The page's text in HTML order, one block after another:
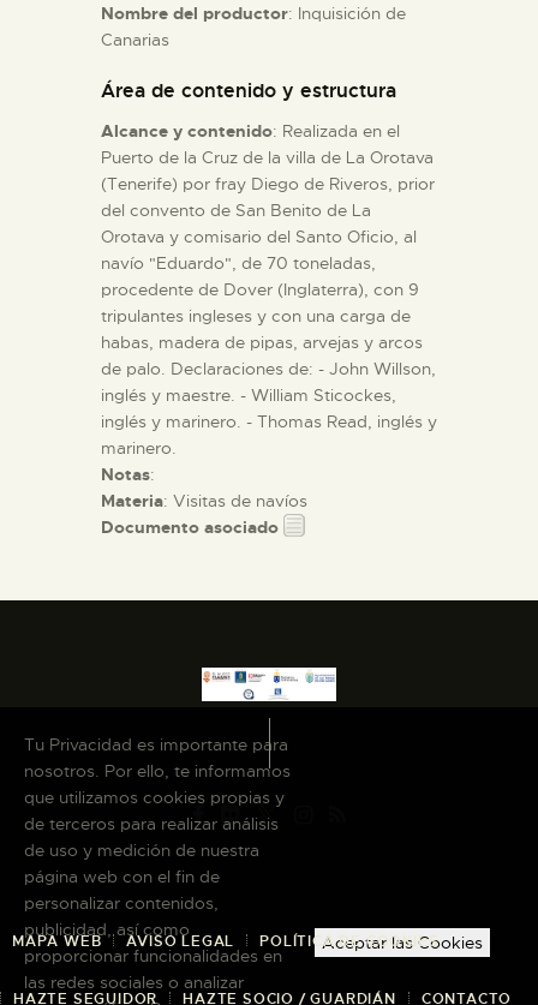
Nombre del productor: Inquisición de
Canarias
Área de contenido y estructura
Alcance y contenido: Realizada en el
Puerto de la Cruz de la villa de La Orotava
(Tenerife) por fray Diego de Riveros, prior
del convento de San Benito de La
Orotava y comisario del Santo Oficio, al
navío "Eduardo", de 70 toneladas,
procedente de Dover (Inglaterra), con 9
tripulantes ingleses y con una carga de
habas, madera de pipas, arvejas y arcos
de palo. Declaraciones de: - John Willson,
inglés y maestre. - William Sticockes,
inglés y marinero. - Thomas Read, inglés y
marinero.
Notas:
Materia: Visitas de navíos
Documento asociado
MAPA WEB AVISO LEGAL POLÍTICA DE COOKIES
HAZTE SEGUIDOR HAZTE SOCIO / GUARDIÁN CONTACTO
Tu Privacidad es importante para
nosotros. Por ello, te informamos
que utilizamos cookies propias y
de terceros para realizar análisis
de uso y medición de nuestra
página web con el fin de
personalizar contenidos,
publicidad, así como
proporcionar funcionalidades en
las redes sociales o analizar
Aceptar las Cookies